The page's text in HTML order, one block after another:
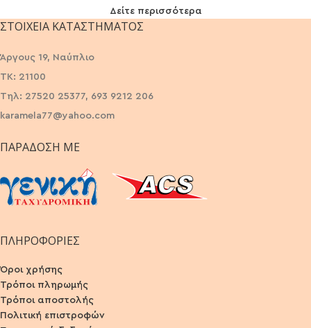
Δείτε περισσότερα
ΣΤΟΙΧΕΊΑ ΚΑΤΑΣΤΉΜΑΤΟΣ
Άργους 19, Ναύπλιο
ΤΚ: 21100
Τηλ: 27520 25377, 693 9212 206
karamela77@yahoo.com
ΠΑΡΆΔΟΣΗ ΜΕ
ΠΛΗΡΟΦΟΡΙΕΣ
Όροι χρήσης
Τρόποι πληρωμής
Τρόποι αποστολής
Πολιτική επιστροφών